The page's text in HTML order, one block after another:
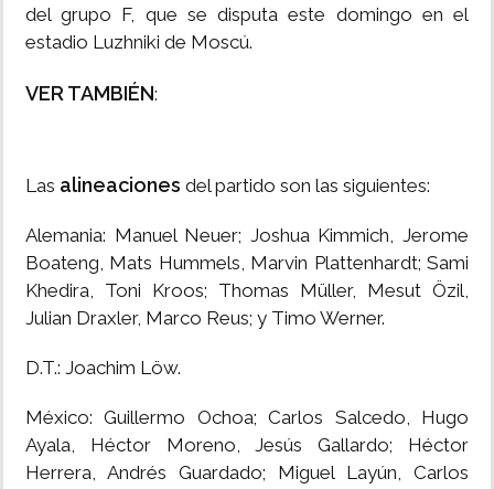
del grupo F, que se disputa este domingo en el
estadio Luzhniki de Moscú.
VER TAMBIÉN:
Las alineaciones del partido son las siguientes:
Alemania: Manuel Neuer; Joshua Kimmich, Jerome
Boateng, Mats Hummels, Marvin Plattenhardt; Sami
Khedira, Toni Kroos; Thomas Müller, Mesut Özil,
Julian Draxler, Marco Reus; y Timo Werner.
D.T.: Joachim Löw.
México: Guillermo Ochoa; Carlos Salcedo, Hugo
Ayala, Héctor Moreno, Jesús Gallardo; Héctor
Herrera, Andrés Guardado; Miguel Layún, Carlos